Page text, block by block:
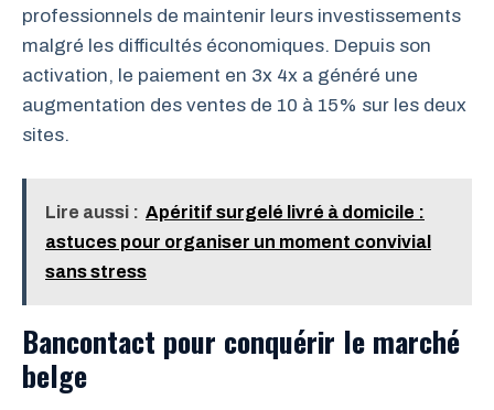
professionnels de maintenir leurs investissements
malgré les difficultés économiques. Depuis son
activation, le paiement en 3x 4x a généré une
augmentation des ventes de 10 à 15% sur les deux
sites.
Lire aussi : Apéritif surgelé livré à domicile :
astuces pour organiser un moment convivial
sans stress
Bancontact pour conquérir le marché
belge